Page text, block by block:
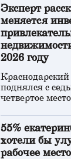
Эксперт
меняется
2026 году
поднялся с
четвертое
55%
хотели бы
рабочее место